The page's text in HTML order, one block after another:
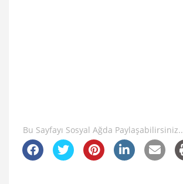
Bu Sayfayı Sosyal Ağda Paylaşabilirsiniz..